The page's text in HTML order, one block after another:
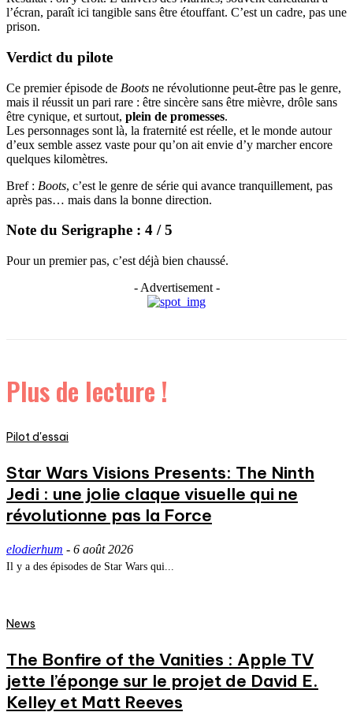
l’écran, paraît ici tangible sans être étouffant. C’est un cadre, pas une
prison.
Verdict du pilote
Ce premier épisode de Boots ne révolutionne peut-être pas le genre,
mais il réussit un pari rare : être sincère sans être mièvre, drôle sans
être cynique, et surtout, plein de promesses.
Les personnages sont là, la fraternité est réelle, et le monde autour
d’eux semble assez vaste pour qu’on ait envie d’y marcher encore
quelques kilomètres.
Bref : Boots, c’est le genre de série qui avance tranquillement, pas
après pas… mais dans la bonne direction.
Note du Serigraphe : 4 / 5
Pour un premier pas, c’est déjà bien chaussé.
- Advertisement -
Plus de lecture !
Pilot d'essai
Star Wars Visions Presents: The Ninth
Jedi : une jolie claque visuelle qui ne
révolutionne pas la Force
elodierhum - 6 août 2026
Il y a des épisodes de Star Wars qui...
News
The Bonfire of the Vanities : Apple TV
jette l’éponge sur le projet de David E.
Kelley et Matt Reeves